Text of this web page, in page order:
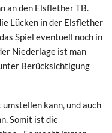
an den Elsflether TB.
Lücken in der Elsflether
Spiel eventuell noch in
Niederlage ist man
Berücksichtigung
umstellen kann, und auch
Somit ist die